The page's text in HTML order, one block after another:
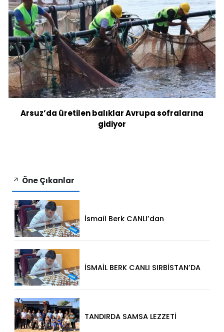
Arsuz’da üretilen balıklar Avrupa sofralarına
gidiyor
Öne Çıkanlar
İsmail Berk CANLI’dan
İSMAİL BERK CANLI SIRBİSTAN’DA
TANDIRDA SAMSA LEZZETİ